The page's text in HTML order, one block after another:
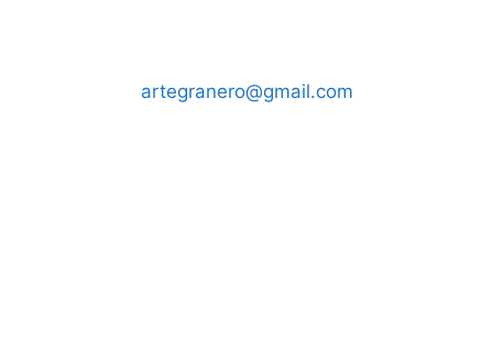
artegranero@gmail.com